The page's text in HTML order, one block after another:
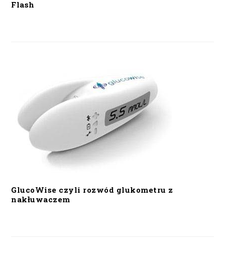
Flash
GlucoWise czyli rozwód glukometru z
nakłuwaczem